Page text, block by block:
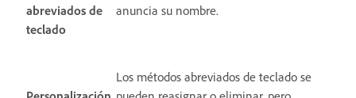
abreviados de
teclado
anuncia su nombre.
Los métodos abreviados de teclado se